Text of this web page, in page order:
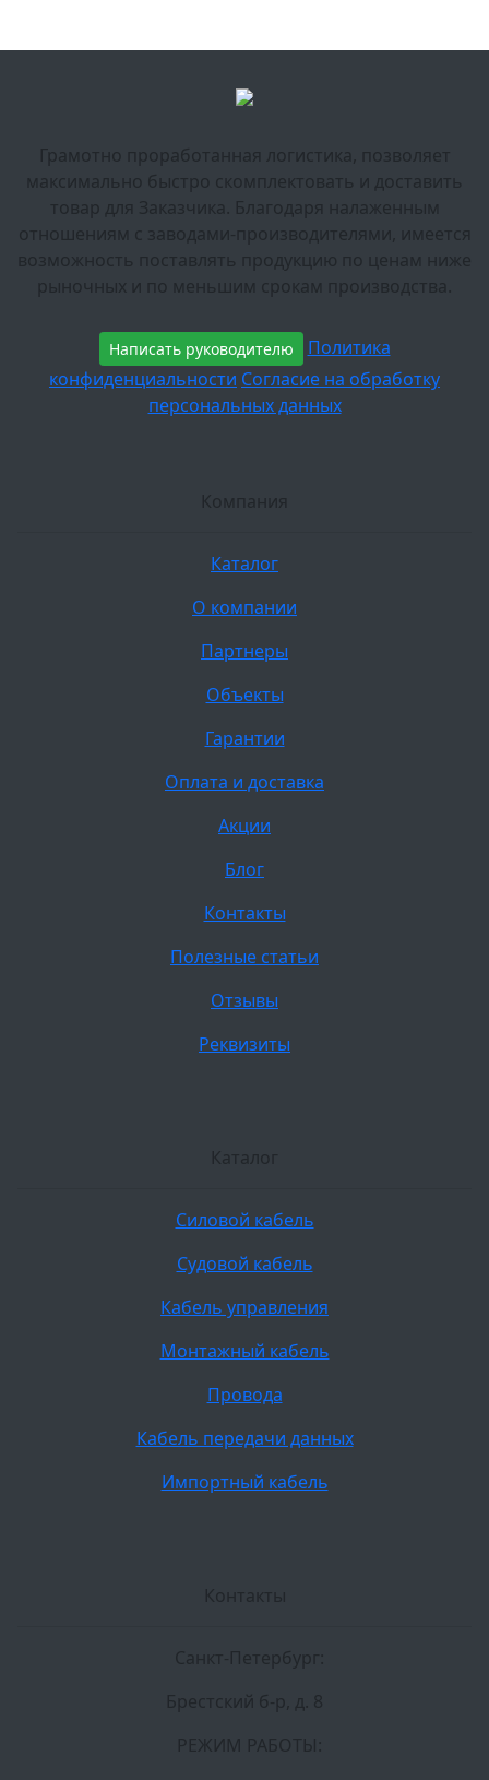
Грамотно проработанная логистика, позволяет
максимально быстро скомплектовать и доставить
товар для Заказчика. Благодаря налаженным
отношениям с заводами-производителями, имеется
возможность поставлять продукцию по ценам ниже
рыночных и по меньшим срокам производства.
Написать руководителю
Политика
конфиденциальности Согласие на обработку
персональных данных
Компания
Каталог
О компании
Партнеры
Объекты
Гарантии
Оплата и доставка
Акции
Блог
Контакты
Полезные статьи
Отзывы
Реквизиты
Каталог
Силовой кабель
Судовой кабель
Кабель управления
Монтажный кабель
Провода
Кабель передачи данных
Импортный кабель
Контакты
Санкт-Петербург:
Брестский б-р, д. 8
РЕЖИМ РАБОТЫ: